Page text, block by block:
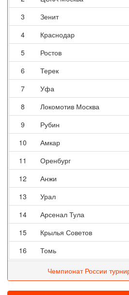
3
Зенит
4
Краснодар
5
Ростов
6
Терек
7
Уфа
8
Локомотив Москва
9
Рубин
10
Амкар
11
Оренбург
12
Анжи
13
Урал
14
Арсенал Тула
15
Крылья Советов
16
Томь
Чемпионат России